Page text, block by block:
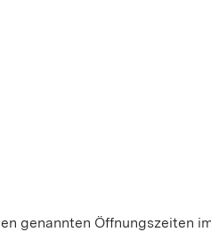
genannten Öffnungszeiten